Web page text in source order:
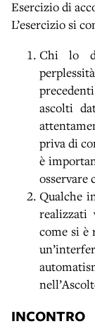
Esercizio di
L’esercizio si
Chi lo
ascolti
priva di
è
osservare
Qualche
realizzati
come si è
INCONTRO